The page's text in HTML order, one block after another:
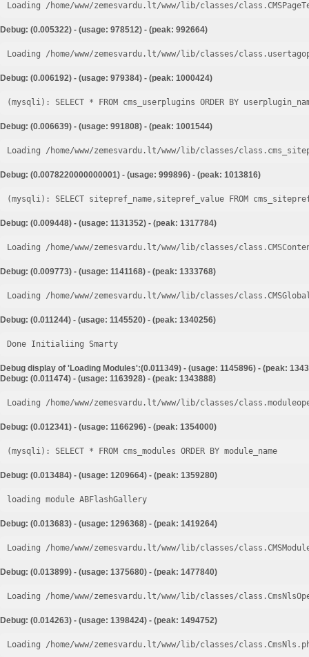
Loading /home/www/zemesvardu.lt/www/lib/classes/
Debug: (0.005322) - (usage: 978512) - (peak: 992664)
Loading /home/www/zemesvardu.lt/www/lib/classes/
Debug: (0.006192) - (usage: 979384) - (peak: 1000424)
Debug: (0.006639) - (usage: 991808) - (peak: 1001544)
Loading /home/www/zemesvardu.lt/www/lib/classes/
Debug: (0.0078220000000001) - (usage: 999896) - (peak: 1013816)
Debug: (0.009448) - (usage: 1131352) - (peak: 1317784)
Loading /home/www/zemesvardu.lt/www/lib/classes/
Debug: (0.009773) - (usage: 1141168) - (peak: 1333768)
Loading /home/www/zemesvardu.lt/www/lib/classes/
Debug: (0.011244) - (usage: 1145520) - (peak: 1340256)
Done Initialiing Smarty
Debug display of 'Loading Modules':(0.011349) - (usage: 1145896) - (peak:
Debug: (0.011474) - (usage: 1163928) - (peak: 1343888)
Loading /home/www/zemesvardu.lt/www/lib/classes/
Debug: (0.012341) - (usage: 1166296) - (peak: 1354000)
Debug: (0.013484) - (usage: 1209664) - (peak: 1359280)
loading module ABFlashGallery
Debug: (0.013683) - (usage: 1296368) - (peak: 1419264)
Loading /home/www/zemesvardu.lt/www/lib/classes/
Debug: (0.013899) - (usage: 1375680) - (peak: 1477840)
Loading /home/www/zemesvardu.lt/www/lib/classes/
Debug: (0.014263) - (usage: 1398424) - (peak: 1494752)
Loading /home/www/zemesvardu.lt/www/lib/classes/